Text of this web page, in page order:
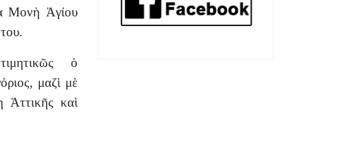
Μονὴ Ἁγίου
ὁ
μαζὶ μὲ
Ἀττικῆς καὶ